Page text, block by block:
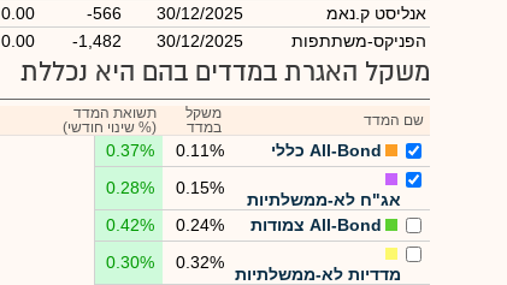
אנליסט ק.נאמ
30/12/2025
-566
0.00
הפניקס-משתתפות
30/12/2025
-1,482
0.00
משקל האגרת במדדים בהם היא נכללת
שם המדד
משקל
במדד
תשואת המדד
(% שינוי חודשי)
All-Bond כללי 0.11%
0.37%
אג"ח לא-ממשלתיות
0.15%
0.28%
All-Bond צמודות
0.24%
0.42%
מדדיות לא-ממשלתיות
0.32%
0.30%